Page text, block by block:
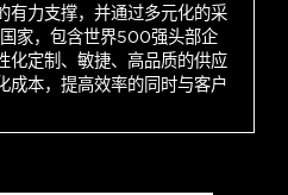
有力支撑，并通过多元化的采
家，包含世界500强头部企
化定制、敏捷、高品质的供应
成本，提高效率的同时与客户